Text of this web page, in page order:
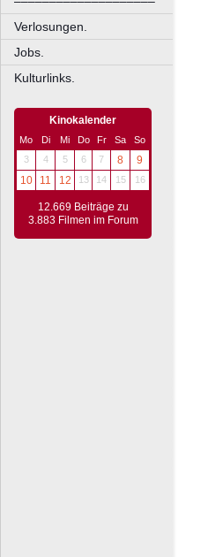
Verlosungen.
Jobs.
Kulturlinks.
Kinokalender
Mo Di Mi Do Fr Sa
So
3
4 5 6 7 8
9
10
11 12 13 14 15 16
12.669 Beiträge zu
3.883 Filmen im Forum